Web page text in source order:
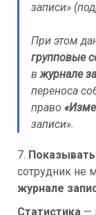
записи»
При этом
групповые
вжурнале
переноса
право
записи».
7.
сотрудник не
журнале
Статистика —